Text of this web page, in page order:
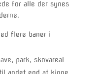
for alle der synes
flere baner i
park, skovareal
andet end at kigge